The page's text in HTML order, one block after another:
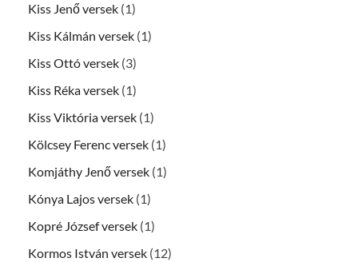
Kiss Jenő versek (1)
Kiss Kálmán versek (1)
Kiss Ottó versek (3)
Kiss Réka versek (1)
Kiss Viktória versek (1)
Kölcsey Ferenc versek (1)
Komjáthy Jenő versek (1)
Kónya Lajos versek (1)
Kopré József versek (1)
Kormos István versek (12)